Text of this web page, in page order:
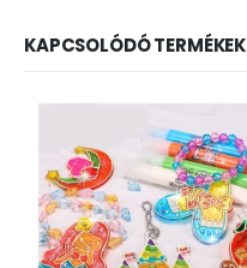
KAPCSOLÓDÓ TERMÉKEK